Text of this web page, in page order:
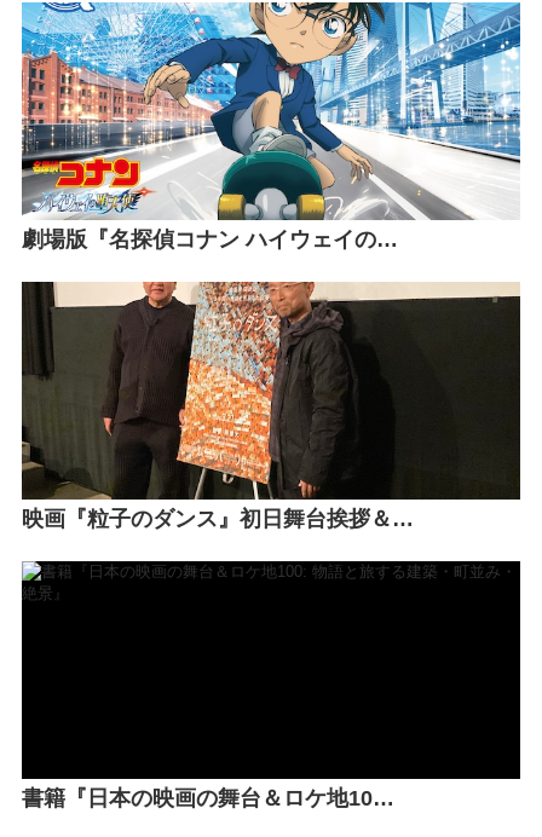
劇場版『名探偵コナン ハイウェイの…
映画『粒子のダンス』初日舞台挨拶＆…
書籍『日本の映画の舞台＆ロケ地10…